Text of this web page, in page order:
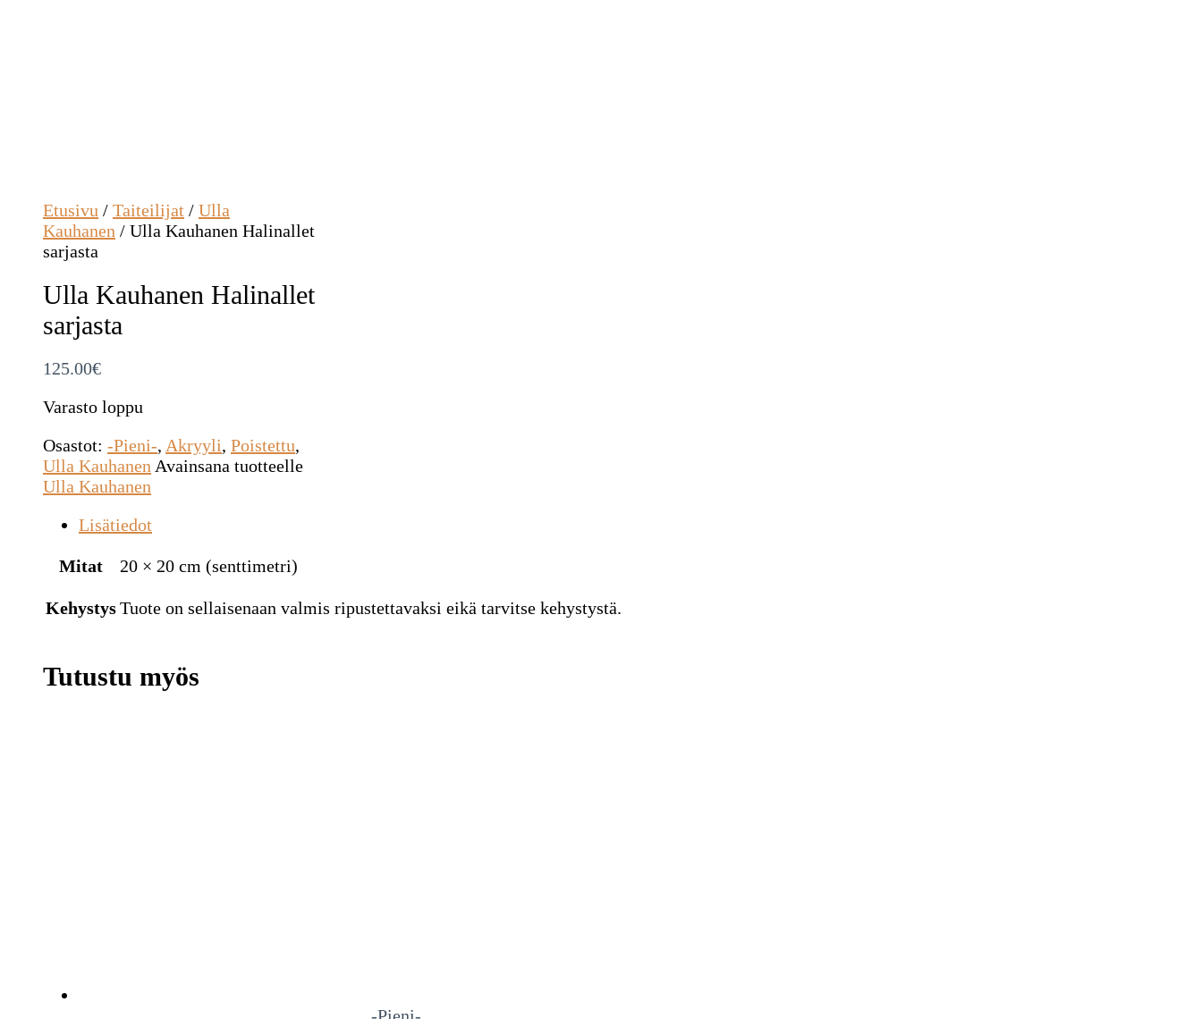
Etusivu / Taiteilijat / Ulla
Kauhanen / Ulla Kauhanen Halinallet
sarjasta
Ulla Kauhanen Halinallet
sarjasta
125.00€
Varasto loppu
Osastot: -Pieni-, Akryyli, Poistettu,
Ulla Kauhanen Avainsana tuotteelle
Ulla Kauhanen
Lisätiedot
Mitat 20 × 20 cm (senttimetri)
KehystysTuote on sellaisenaan valmis ripustettavaksi eikä tarvitse kehystystä.
Tutustu myös